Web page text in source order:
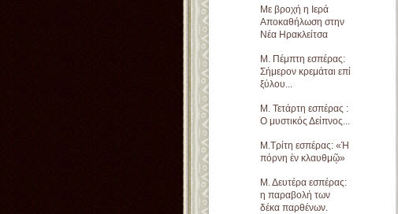
Με βροχή η Ιερά
Αποκαθήλωση στην
Νέα Ηρακλείτσα
Μ. Πέμπτη εσπέρας:
Σήμερον κρεμάται επί
ξύλου...
Μ. Τετάρτη εσπέρας :
Ο μυστικός Δείπνος...
Μ.Τρίτη εσπέρας: «Ἡ
πόρνη ἐν κλαυθμῷ»
Μ. Δευτέρα εσπέρας:
η παραβολή των
δέκα παρθένων.